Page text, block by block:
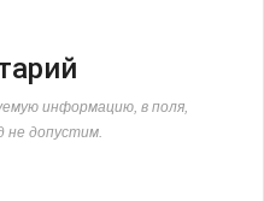
информацию, в поля,
не допустим.